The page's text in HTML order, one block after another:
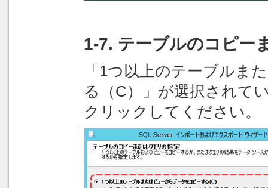
1-7. テーブルのコピー
「1つ以上のテーブルま
る（C）」が選択されて
クリックしてください。